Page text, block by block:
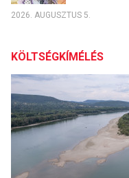
2026. AUGUSZTUS 5.
KÖLTSÉGKÍMÉLÉS